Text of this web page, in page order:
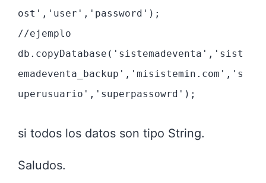
ost','user','password');
//ejemplo
db.copyDatabase('sistemadeventa','sist
emadeventa_backup','misistemin.com','s
uperusuario','superpassowrd');
si todos los datos son tipo String.
Saludos.